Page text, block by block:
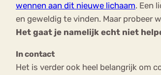
wennen aan dit nieuwe lichaam. Een
en geweldig te vinden. Maar probeer
Het gaat je namelijk echt niet
In contact
Het is verder ook heel belangrijk om